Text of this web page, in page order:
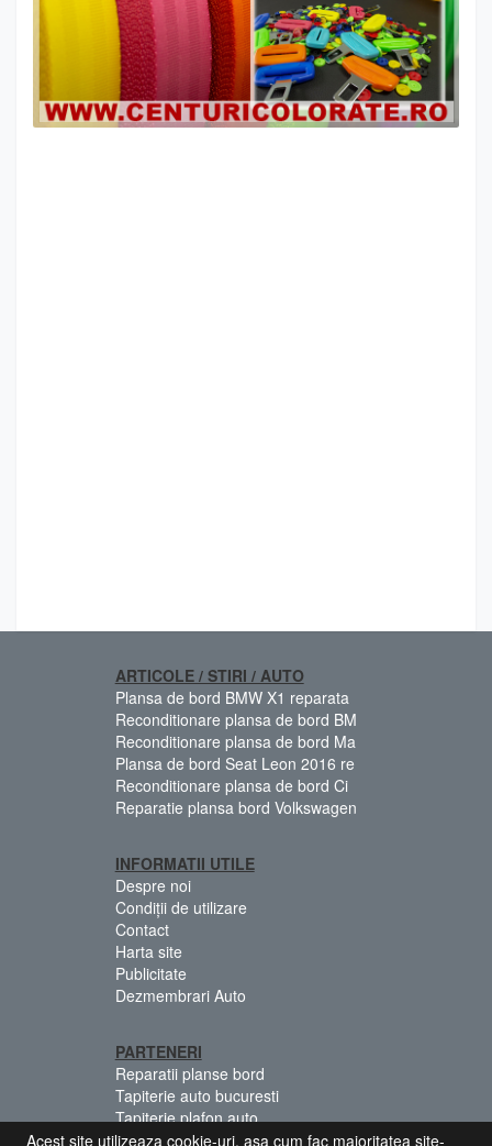
ARTICOLE / STIRI / AUTO
Plansa de bord BMW X1 reparata
Reconditionare plansa de bord BM
Reconditionare plansa de bord Ma
Plansa de bord Seat Leon 2016 re
Reconditionare plansa de bord Ci
Reparatie plansa bord Volkswagen
INFORMATII UTILE
Despre noi
Condiții de utilizare
Contact
Harta site
Publicitate
Dezmembrari Auto
PARTENERI
Reparatii planse bord
Tapiterie auto bucuresti
Tapiterie plafon auto
Centuri siguranta colorate
Acest site utilizeaza cookie-uri, asa cum fac majoritatea site-